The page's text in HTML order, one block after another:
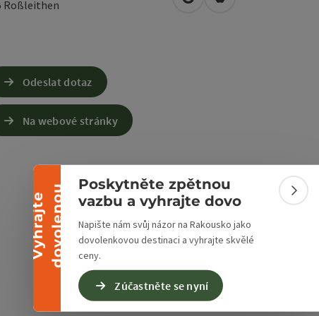
V
y
h
r
a
j
t
e
d
o
v
o
l
e
n
ou
Sbalit banner
Poskytněte zpětnou
vazbu a vyhrajte dovo
Napište nám svůj názor na Rakousko jako
dovolenkovou destinaci a vyhrajte skvělé
ceny.
Zúčastněte se nyní
Roßleithen Otevřít v Mapách Google
Otevřít v Mapách
Odeslat dotaz
Na webové stránky